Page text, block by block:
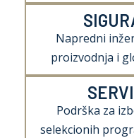
Napredni
proizvodnja i
Podrška za
selekcionih